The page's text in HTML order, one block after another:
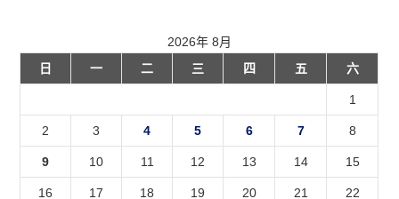
2026年 8月
日
一 二 三 四 五 六
1
2 3 4 5 6 7 8
9 10 11 12 13 14 15
16 17 18 19 20 21 22